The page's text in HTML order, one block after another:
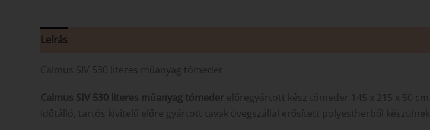
Leírás
Calmus SIV 530 literes műanyag tómeder
Calmus SIV 530 literes műanyag tómeder előregyártott kész tómeder 145 x 215 x 50 cm.
Időtálló, tartós kivitelű előre gyártott tavak üvegszállal erősített polyestherből készülnek.